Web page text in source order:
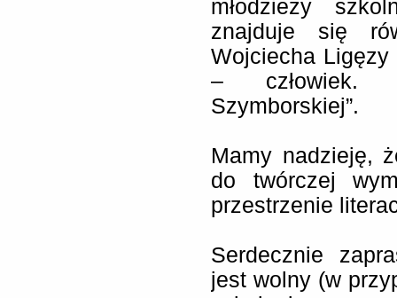
młodzieży
znajduje się
Wojciecha Ligęzy
– człowiek.
Szymborskiej”.
Mamy nadzieję,
do twórczej
przestrzenie
Serdecznie
jest wolny (w